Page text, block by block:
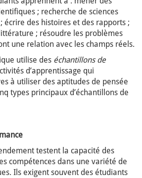
; recherche de sciences
écrire des histoires et des rapports ;
; résoudre les problèmes
une relation avec les champs réels.
utilise des échantillons de
d’apprentissage qui
à utiliser des aptitudes de pensée
types principaux d’échantillons de
testent la capacité des
compétences dans une variété de
Ils exigent souvent des étudiants